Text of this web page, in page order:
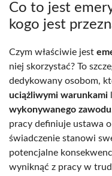
Co to jest
kogo jest
Czym właściwie jest
niej skorzystać? To
dedykowany osobom,
uciążliwymi warunkami
wykonywanego zawodu
pracy definiuje ustawa
świadczenie stanowi
potencjalne
wyniknąć z pracy w